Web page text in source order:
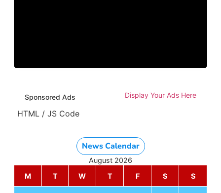
Sponsored Ads Display Your Ads Here
HTML / JS Code
News Calendar
August 2026
M
T W T F S S